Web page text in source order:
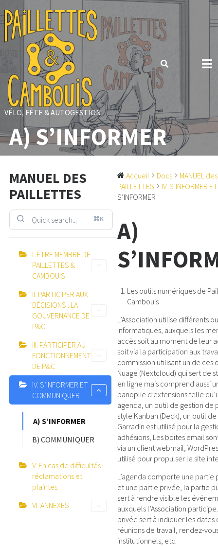
to
content
VÉLO, FÊTE & AUTOGESTION
A) S’INFORMER
MANUEL DES
PAILLETTES
⌘K
I. ÊTRE MEMBRE DE
PAILLETTES &
CAMBOUIS
II. PARTICIPER AUX
DÉCISIONS : LA
GOUVERNANCE DE
P&C
III. PARTICIPER AU
FONCTIONNEMENT
DE P&C
IV. S’INFORMER ET
COMMUNIQUER
A) S’INFORMER
B) COMMUNIQUER
V. En cas de difficultés :
réclamations et
plaintes
VI. ANNEXES
Accueil Docs
MANUEL des
PAILLETTES
IV. S’INFORMER
S’INFORMER
A)
Les outils numériques de
Cambouis
L’Association utilise différents
informatiques, auxquels les
accès soit au moment de leur
soit via la participation aux
commission utilisant un de ces
Nuage (Nextcloud) qui sert de
en ligne mais comprend aussi
panoplie d’extensions telle
agenda, un outil de gestion de
style Kanban (Deck), un outil
Garradin est utilisé pour la
adhésions, Les boites email
via un client webmail,
utilisé pour propulser le site
L’agenda comporte une partie
et une partie privée, la partie
sert à rendre visible les
auxquels l’Association
privée sert à indiquer les dates
réunions de travail, rendez-
institutionnels, etc.